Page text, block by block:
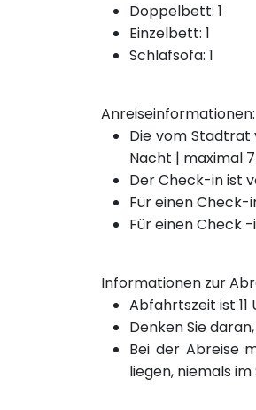
Doppelbett: 1
Einzelbett: 1
Schlafsofa: 1
Anreiseinformationen:
Die vom Stadtrat
Nacht | maximal
Der Check-in ist
Für einen Check-
Für einen Check -
Informationen zur
Abfahrtszeit ist 11
Denken Sie
Bei der Abreise
liegen, niemals im